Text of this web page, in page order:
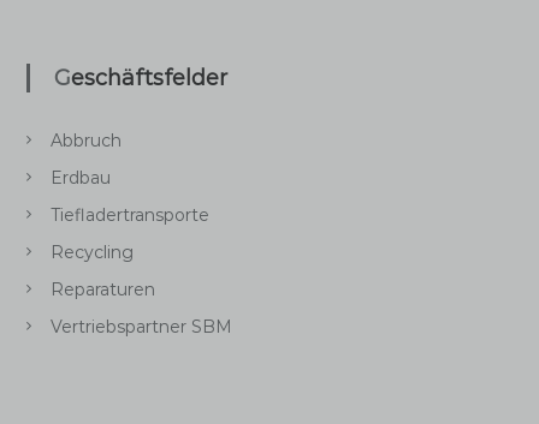
Geschäftsfelder
Abbruch
Erdbau
Tiefladertransporte
Recycling
Reparaturen
Vertriebspartner SBM